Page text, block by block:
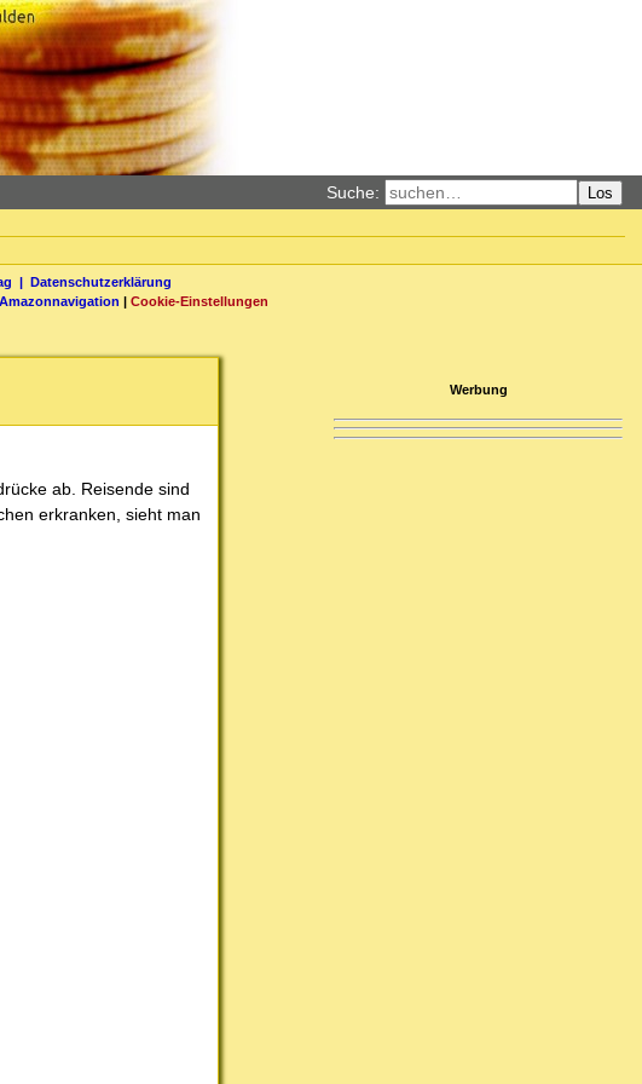
Suche: Los
| Datenschutzerklärung
Amazonnavigation | Cookie-Einstellungen
ab. Reisende sind
erkranken, sieht man
Werbung